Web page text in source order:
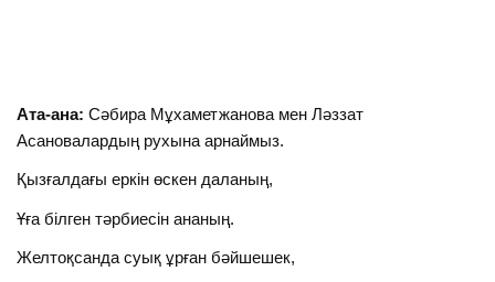
Ата-ана:Сәбира Мұхаметжанова мен Ләззат
Асановалардың рухына арнаймыз.
Қызғалдағы еркін өскен даланың,
Ұға білген тәрбиесін ананың.
Желтоқсанда суық ұрған бәйшешек,